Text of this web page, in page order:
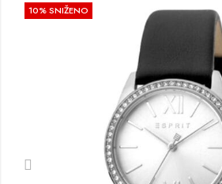
10% SNIŽENO